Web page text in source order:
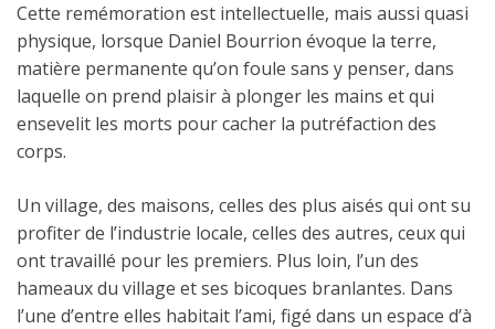
Cette remémoration est intellectuelle, mais aussi quasi
physique, lorsque Daniel Bourrion évoque la terre,
matière permanente qu’on foule sans y penser, dans
laquelle on prend plaisir à plonger les mains et qui
ensevelit les morts pour cacher la putréfaction des
corps.
Un village, des maisons, celles des plus aisés qui ont su
profiter de l’industrie locale, celles des autres, ceux qui
ont travaillé pour les premiers. Plus loin, l’un des
hameaux du village et ses bicoques branlantes. Dans
l’une d’entre elles habitait l’ami, figé dans un espace d’à